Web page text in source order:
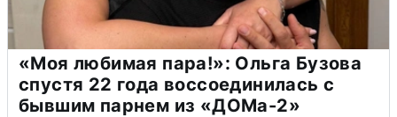
«Моя любимая пара!»: Ольга Бузова
спустя 22 года воссоединилась с
бывшим парнем из «ДОМа-2»